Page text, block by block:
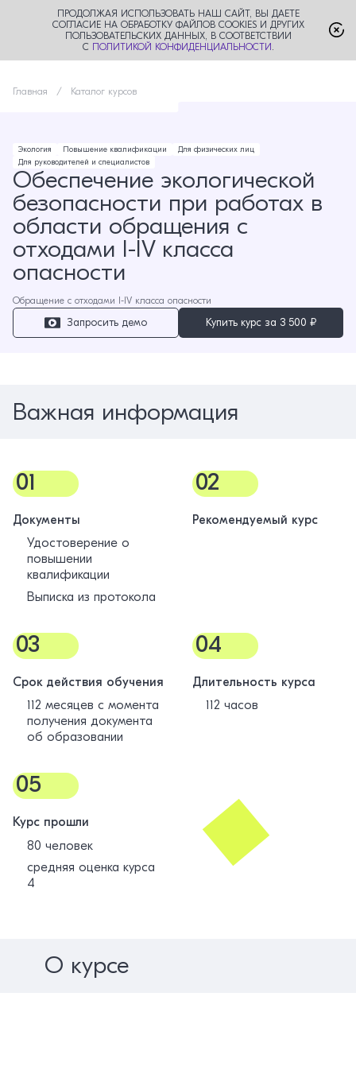
ПРОДОЛЖАЯ ИСПОЛЬЗОВАТЬ НАШ САЙТ, ВЫ ДАЕТЕ
СОГЛАСИЕ НА ОБРАБОТКУ ФАЙЛОВ COOKIES И ДРУГИХ
ПОЛЬЗОВАТЕЛЬСКИХ ДАННЫХ, В СООТВЕТСТВИИ
С ПОЛИТИКОЙ КОНФИДЕНЦИАЛЬНОСТИ .
Главная Каталог курсов
Экология Повышение квалификации
Для физических лиц
Для руководителей и специалистов
Обеспечение экологической
безопасности при работах в
области обращения с
отходами I-IV класса
опасности
Обращение с отходами I-IV класса опасности
Запросить демо Купить курс за 3 500 ₽
Важная информация
01
Документы
Удостоверение о
повышении
квалификации
Выписка из протокола
02
Рекомендуемый курс
03
Срок действия обучения
112 месяцев с момента
получения документа
об образовании
04
Длительность курса
112 часов
05
Курс прошли
80 человек
средняя оценка курса
4
О курсе